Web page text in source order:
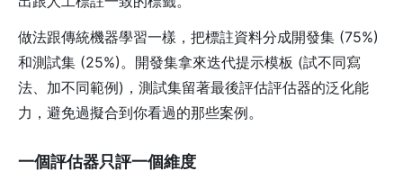
做法跟傳統機器學習一樣，把標註資料分成開發集 (75%)
和測試集 (25%)。開發集拿來迭代提示模板 (試不同寫
法、加不同範例)，測試集留著最後評估評估器的泛化能
力，避免過擬合到你看過的那些案例。
一個評估器只評一個維度